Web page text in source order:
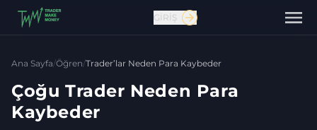
GIRIŞ
Ana Sayfa/Öğren/Trader’lar Neden Para Kaybeder
Çoğu Trader Neden Para
Kaybeder